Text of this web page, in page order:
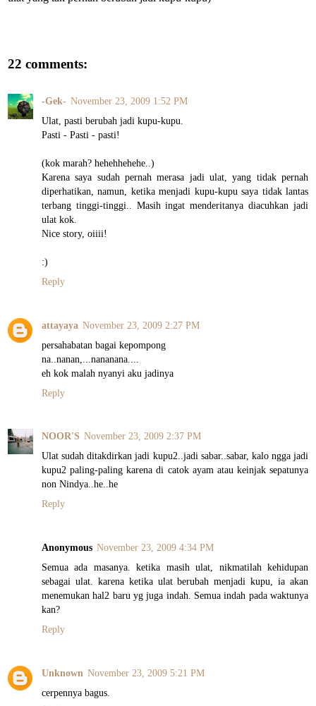
22 comments:
-Gek- November 23, 2009 1:52 PM
Ulat, pasti berubah jadi kupu-kupu.
Pasti - Pasti - pasti!
(kok marah? hehehhehehe..)
Karena saya sudah pernah merasa jadi ulat, yang tidak pernah
diperhatikan, namun, ketika menjadi kupu-kupu saya tidak lantas
terbang tinggi-tinggi.. Masih ingat menderitanya diacuhkan jadi
ulat kok.
Nice story, oiiii!
:)
Reply
attayaya November 23, 2009 2:27 PM
persahabatan bagai kepompong
na..nanan,...nananana....
eh kok malah nyanyi aku jadinya
Reply
NOOR'S November 23, 2009 2:37 PM
Ulat sudah ditakdirkan jadi kupu2..jadi sabar..sabar, kalo ngga jadi
kupu2 paling-paling karena di catok ayam atau keinjak sepatunya
non Nindya..he..he
Reply
Anonymous November 23, 2009 4:34 PM
Semua ada masanya. ketika masih ulat, nikmatilah kehidupan
sebagai ulat. karena ketika ulat berubah menjadi kupu, ia akan
menemukan hal2 baru yg juga indah. Semua indah pada waktunya
kan?
Reply
Unknown November 23, 2009 5:21 PM
cerpennya bagus.